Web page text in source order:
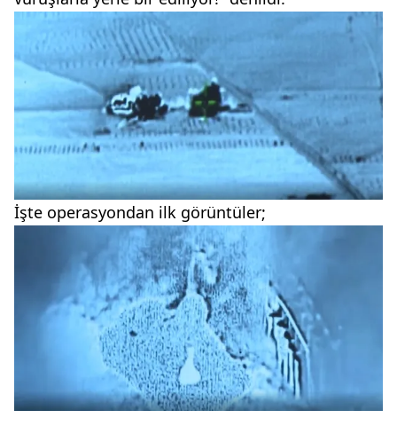
İşte operasyondan ilk görüntüler;